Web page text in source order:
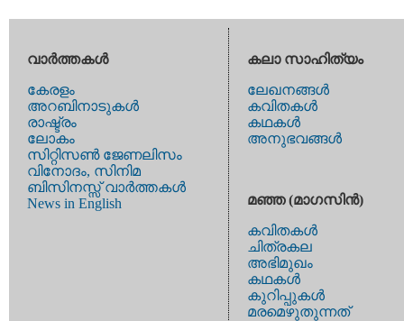
വാര്‍ത്തകള്‍
കേരളം
അറബിനാടുകള്‍
രാഷ്ട്രം
ലോകം
സിറ്റിസണ്‍ ജേണലിസം
വിനോദം, സിനിമ
ബിസിനസ്സ് വാര്‍ത്തകള്‍
News in English
കലാ സാഹിത്യം
ലേഖനങ്ങള്‍
കവിതകള്‍
കഥകള്‍
അനുഭവങ്ങള്‍
മഞ്ഞ (മാഗസിന്‍)
കവിതകള്‍
ചിത്രകല
അഭിമുഖം
കഥകള്‍
കുറിപ്പുകള്‍
മരമെഴുതുന്നത്